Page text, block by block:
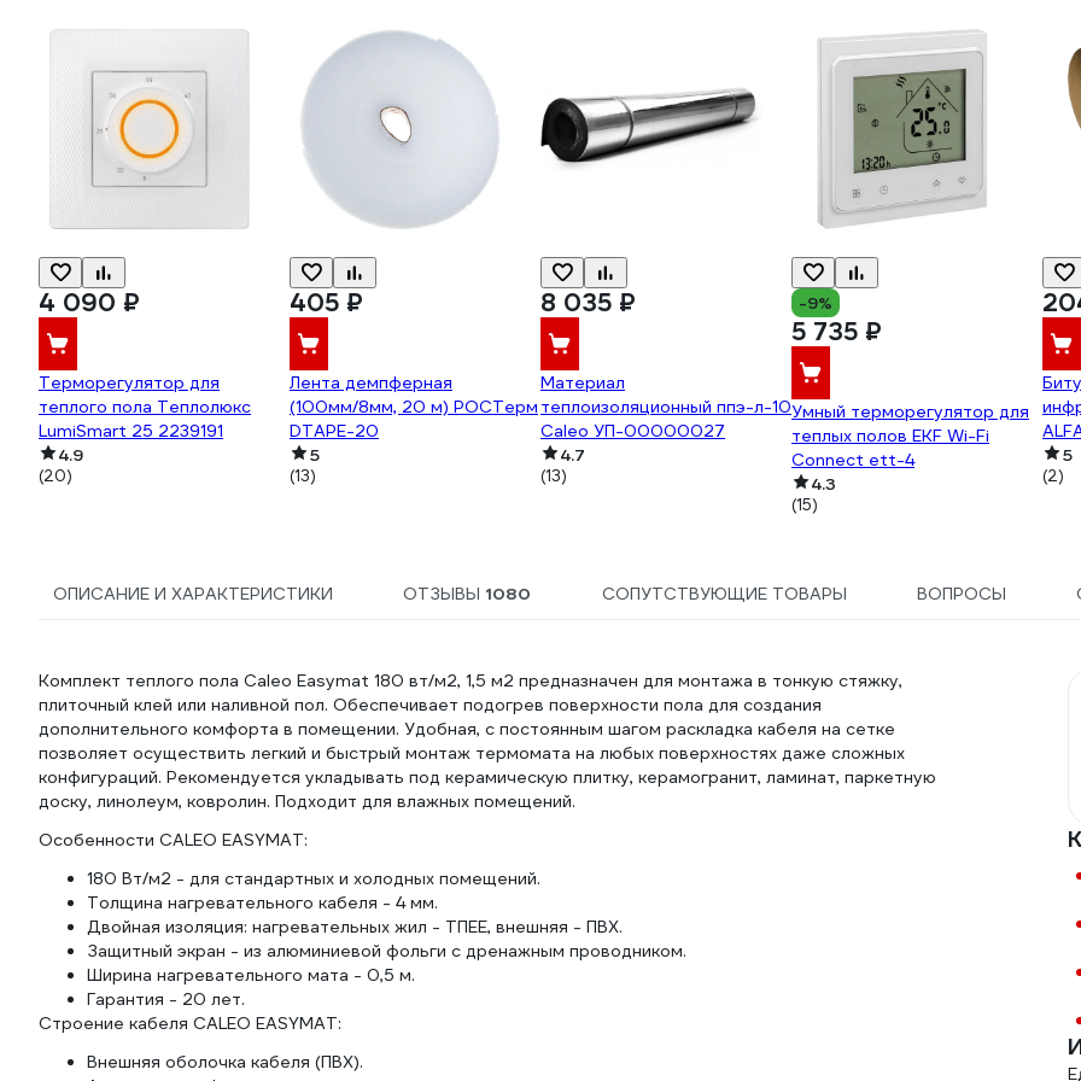
4 090 ₽
Терморегулятор для
теплого пола Теплолюкс
LumiSmart 25 2239191
4.9
(20)
405 ₽
Лента демпферная
(100мм/8мм, 20 м) РОСТерм
DTAPE-20
5
(13)
8 035 ₽
Материал
теплоизоляционный ппэ-л-10
Caleo УП-00000027
4.7
(13)
-9%
5 735 ₽
Умный терморегулятор для
теплых полов EKF Wi-Fi
Connect ett-4
4.3
(15)
5
(2)
ОПИСАНИЕ И ХАРАКТЕРИСТИКИ ОТЗЫВЫ 1080 СОПУТСТВУЮЩИЕ ТОВАРЫ ВОПРОСЫ
Комплект теплого пола Caleo Easymat 180 вт/м2, 1,5 м2 предназначен для монтажа в тонкую стяжку,
плиточный клей или наливной пол. Обеспечивает подогрев поверхности пола для создания
дополнительного комфорта в помещении. Удобная, с постоянным шагом раскладка кабеля на сетке
позволяет осуществить легкий и быстрый монтаж термомата на любых поверхностях даже сложных
конфигураций. Рекомендуется укладывать под керамическую плитку, керамогранит, ламинат, паркетную
доску, линолеум, ковролин. Подходит для влажных помещений.
Особенности CALEO EASYMAT:
180 Вт/м2 - для стандартных и холодных помещений.
Толщина нагревательного кабеля - 4 мм.
Двойная изоляция: нагревательных жил - ТПЕЕ, внешняя - ПВХ.
Защитный экран - из алюминиевой фольги с дренажным проводником.
Ширина нагревательного мата - 0,5 м.
Гарантия - 20 лет.
Строение кабеля CALEO EASYMAT:
Внешняя оболочка кабеля (ПВХ).